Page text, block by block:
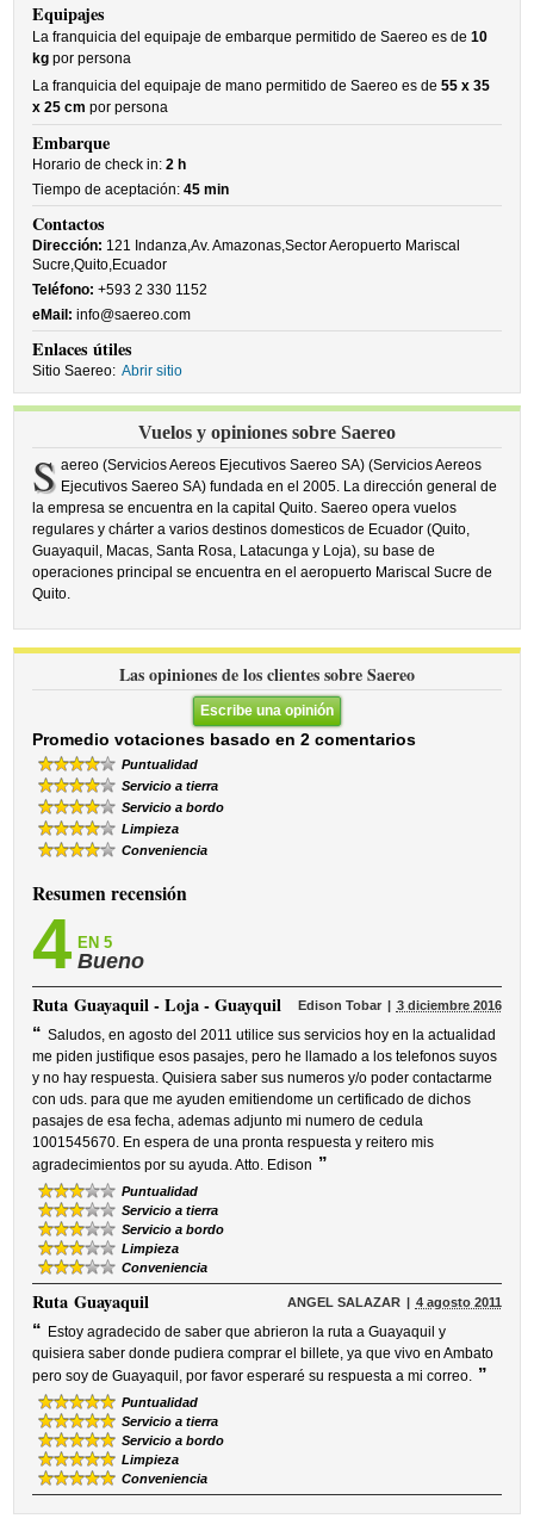
Equipajes
La franquicia del equipaje de embarque permitido de Saereo es de10
kg por persona
La franquicia del equipaje de mano permitido de Saereo es de55 x 35
x 25 cm por persona
Embarque
Horario de check in:2 h
Tiempo de aceptación:45 min
Contactos
Dirección: 121 Indanza,Av. Amazonas,Sector Aeropuerto Mariscal
Sucre,Quito,Ecuador
Teléfono: +593 2 330 1152
eMail: info@saereo.com
Enlaces útiles
Sitio Saereo: Abrir sitio
Vuelos y opiniones sobre Saereo
S aereo (Servicios Aereos Ejecutivos Saereo SA) (Servicios Aereos
Ejecutivos Saereo SA) fundada en el 2005. La dirección general de
la empresa se encuentra en la capital Quito. Saereo opera vuelos
regulares y chárter a varios destinos domesticos de Ecuador (Quito,
Guayaquil, Macas, Santa Rosa, Latacunga y Loja), su base de
operaciones principal se encuentra en el aeropuerto Mariscal Sucre de
Quito.
Las opiniones de los clientes sobre Saereo
Escribe una opinión
Promedio votaciones basado en 2 comentarios
Puntualidad
Servicio a tierra
Servicio a bordo
Limpieza
Conveniencia
Resumen recensión
4 EN 5
Bueno
RutaGuayaquil - Loja - Guayquil Edison Tobar 3 diciembre 2016
“ Saludos, en agosto del 2011 utilice sus servicios hoy en la actualidad
me piden justifique esos pasajes, pero he llamado a los telefonos suyos
y no hay respuesta. Quisiera saber sus numeros y/o poder contactarme
con uds. para que me ayuden emitiendome un certificado de dichos
pasajes de esa fecha, ademas adjunto mi numero de cedula
1001545670. En espera de una pronta respuesta y reitero mis
agradecimientos por su ayuda. Atto. Edison ”
Puntualidad
Servicio a tierra
Servicio a bordo
Limpieza
Conveniencia
RutaGuayaquil ANGEL SALAZAR 4 agosto 2011
“ Estoy agradecido de saber que abrieron la ruta a Guayaquil y
quisiera saber donde pudiera comprar el billete, ya que vivo en Ambato
pero soy de Guayaquil, por favor esperaré su respuesta a mi correo. ”
Puntualidad
Servicio a tierra
Servicio a bordo
Limpieza
Conveniencia